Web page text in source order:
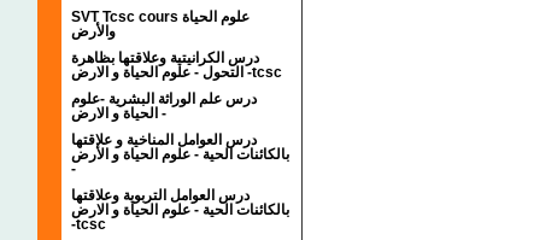
SVT Tcsc cours علوم الحياة
والأرض
درس الكرانيتية وعلاقتها بظاهرة
التحول - علوم الحياة و الارض -tcsc
درس علم الوراثة البشرية -علوم
الحياة و الارض -
درس العوامل المناخية و علاقتها
بالكائنات الحية - علوم الحياة و الأرض
-
درس العوامل التربوية وعلاقتها
بالكائنات الحية - علوم الحياة و الارض
-tcsc